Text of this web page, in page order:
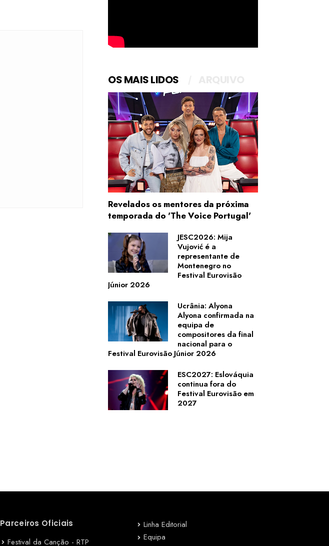
OS MAIS LIDOS
Revelados os mentores da próxima
temporada do 'The Voice Portugal'
JESC2026: Mija
Vujović é a
representante de
Montenegro no
Festival Eurovisão
Júnior 2026
Ucrânia: Alyona
Alyona confirmada na
equipa de
compositores da final
nacional para o
Festival Eurovisão Júnior 2026
ESC2027: Eslováquia
continua fora do
Festival Eurovisão em
2027
Parceiros Oficiais
Festival da Canção - RTP
Linha Editorial
Equipa